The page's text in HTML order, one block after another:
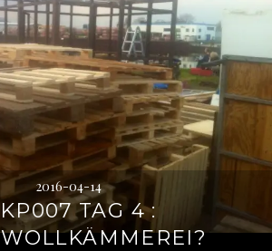
2016-04-14
TAG 4 :